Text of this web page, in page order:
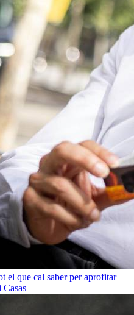
el que cal saber per aprofitar
Casas